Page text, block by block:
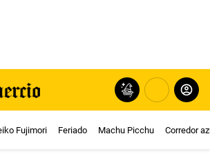
Fujimori Feriado Machu Picchu Corredor